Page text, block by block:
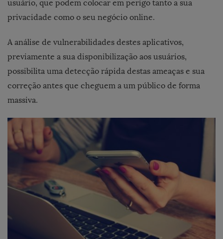
usuário, que podem colocar em perigo tanto a sua
privacidade como o seu negócio online.
A análise de vulnerabilidades destes aplicativos,
previamente a sua disponibilização aos usuários,
possibilita uma detecção rápida destas ameaças e sua
correção antes que cheguem a um público de forma
massiva.